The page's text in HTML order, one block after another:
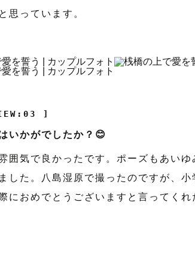
思っています。
]
いかがでしたか？😊
囲気で良かったです。ポーズもあい
した。八島湿原で撮ったのですが、
におめでとうございますと言ってくれ